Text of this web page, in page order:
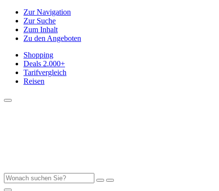
Zur Navigation
Zur Suche
Zum Inhalt
Zu den Angeboten
Shopping
Deals 2.000+
Tarifvergleich
Reisen